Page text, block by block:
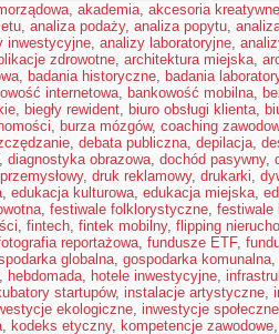
, akademia, akcesoria kreatywne
, analiza podaży, analiza popytu,
inwestycyjne, analizy laboratoryjne,
zdrowotne, architektura miejska,
, badania historyczne, badania
internetowa, bankowość mobilna,
, biegły rewident, biuro obsługi klienta,
, burza mózgów, coaching
, debata publiczna, depilacja,
, diagnostyka obrazowa, dochód pasywny,
, druk reklamowy, drukarki,
, edukacja kulturowa, edukacja miejska,
, festiwale folklorystyczne, festiwale
, fintech, fintek mobilny, flipping
reportażowa, fundusze ETF,
globalna, gospodarka komunalna,
, hebdomada, hotele inwestycyjne,
startupów, instalacje artystyczne,
ekologiczne, inwestycje społeczne
, kodeks etyczny, kompetencje zawodowe